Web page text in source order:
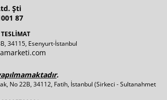
Şti
87
34115, Esenyurt-İstanbul
.
No 22B, 34112, Fatih, İstanbul (Sirkeci - Sultanahmet